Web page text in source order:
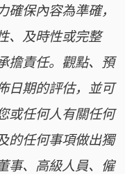
確保內容為準確，
、及時性或完整
擔責任。觀點、預
日期的評估，並可
或任何人有關任何
的任何事項做出獨
事、高級人員、僱